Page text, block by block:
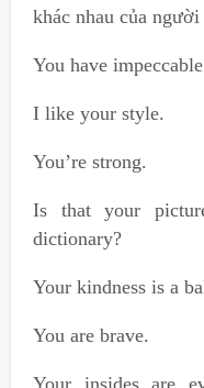
khác nhau của người
You have
I like your style.
You’re strong.
Is that your
dictionary?
Your kindness is a
You are brave.
Your insides are